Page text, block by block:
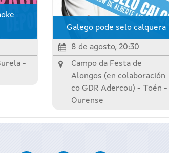
-
Galego pode selo calquera
8 de agosto, 20:30
Campo da Festa de
Alongos (en colaboración
co GDR Adercou) - Toén -
Ourense